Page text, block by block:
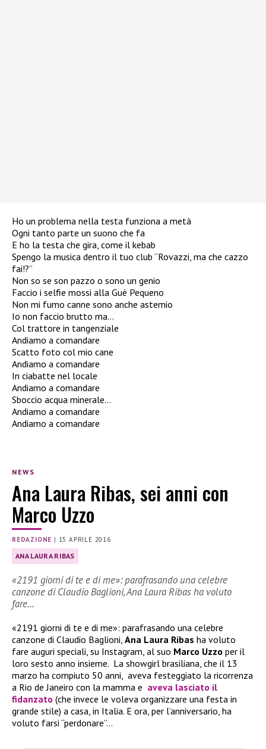
Ho un problema nella testa funziona a metà
Ogni tanto parte un suono che fa
E ho la testa che gira, come il kebab
Spengo la musica dentro il tuo club “Rovazzi, ma che cazzo
fai!?”
Non so se son pazzo o sono un genio
Faccio i selfie mossi alla Guè Pequeno
Non mi fumo canne sono anche astemio
Io non faccio brutto ma…
Col trattore in tangenziale
Andiamo a comandare
Scatto foto col mio cane
Andiamo a comandare
In ciabatte nel locale
Andiamo a comandare
Sboccio acqua minerale…
Andiamo a comandare
Andiamo a comandare
NEWS
Ana Laura Ribas, sei anni con
Marco Uzzo
REDAZIONE | 15 APRILE 2016
ANA LAURA RIBAS
«2191 giorni di te e di me»: parafrasando una celebre
canzone di Claudio Baglioni, Ana Laura Ribas ha voluto
fare…
«2191 giorni di te e di me»: parafrasando una celebre
canzone di Claudio Baglioni, Ana Laura Ribas ha voluto
fare auguri speciali, su Instagram, al suo Marco Uzzo per il
loro sesto anno insieme. La showgirl brasiliana, che il 13
marzo ha compiuto 50 anni, aveva festeggiato la ricorrenza
a Rio de Janeiro con la mamma e aveva lasciato il
fidanzato (che invece le voleva organizzare una festa in
grande stile) a casa, in Italia. E ora, per l’anniversario, ha
voluto farsi “perdonare”…